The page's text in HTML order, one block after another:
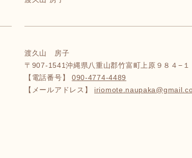
渡久山 房子
〒907-1541沖縄県八重山郡竹富町上原９８４−１
【電話番号】 090-4774-4489
【メールアドレス】